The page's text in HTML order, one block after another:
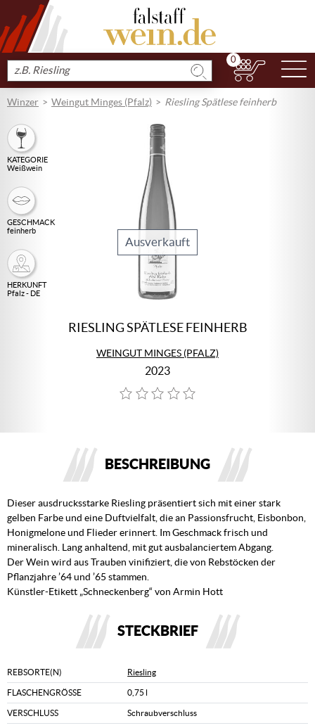
Produkt
suchen
0
Winzer Weingut Minges (Pfalz) Riesling Spätlese feinherb
KATEGORIE
Weißwein
GESCHMACK
feinherb
HERKUNFT
Pfalz - DE
Ausverkauft
RIESLING SPÄTLESE FEINHERB
WEINGUT MINGES (PFALZ)
2023
BESCHREIBUNG
Dieser ausdrucksstarke Riesling präsentiert sich mit einer stark
gelben Farbe und eine Duftvielfalt, die an Passionsfrucht, Eisbonbon,
Honigmelone und Flieder erinnert. Im Geschmack frisch und
mineralisch. Lang anhaltend, mit gut ausbalanciertem Abgang.
Der Wein wird aus Trauben vinifiziert, die von Rebstöcken der
Pflanzjahre ’64 und ’65 stammen.
Künstler-Etikett „Schneckenberg“ von Armin Hott
STECKBRIEF
REBSORTE(N) Riesling
FLASCHENGRÖSSE 0,75 l
VERSCHLUSS Schraubverschluss